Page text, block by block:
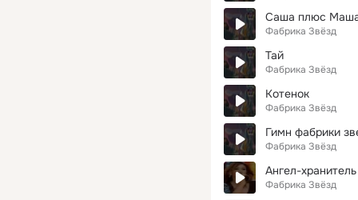
Саша плюс
Фабрика Звёзд
Тай
Фабрика Звёзд
Котенок
Фабрика Звёзд
Гимн фабрики
Фабрика Звёзд
Ангел-
Фабрика Звёзд